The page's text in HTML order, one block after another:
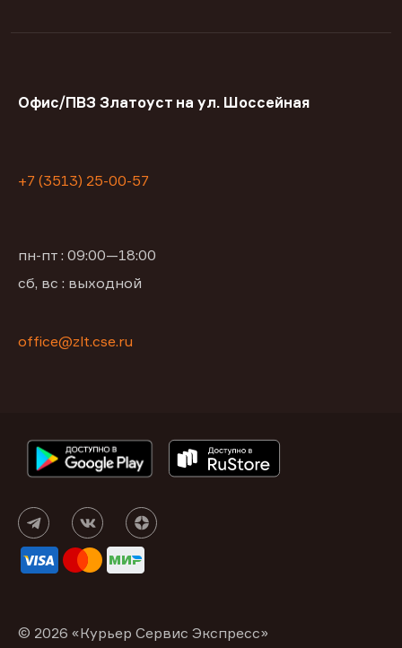
Офис/ПВЗ Златоуст на ул. Шоссейная
+7 (3513) 25-00-57
пн-пт : 09:00—18:00
сб, вс : выходной
office@zlt.cse.ru
© 2026 «Курьер Сервис Экспресс»